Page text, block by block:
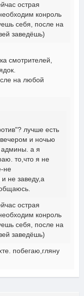
острая
конроль
себя, после на
заведёшь)
смотрителей,
на любой
лучше есть
и ночью
админы. а я
то,что я не
не
и не заведу,а
острая
конроль
себя, после на
заведёшь)
побегаю,гляну